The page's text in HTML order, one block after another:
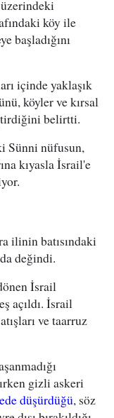
köy ile
başladığını
içinde yaklaşık
köyler ve kırsal
belirtti.
Sünni nüfusun,
kıyasla İsrail'e
ilinin batısındaki
değindi.
İsrail
açıldı. İsrail
ve taarruz
gizli askeri
düşürdüğü, söz